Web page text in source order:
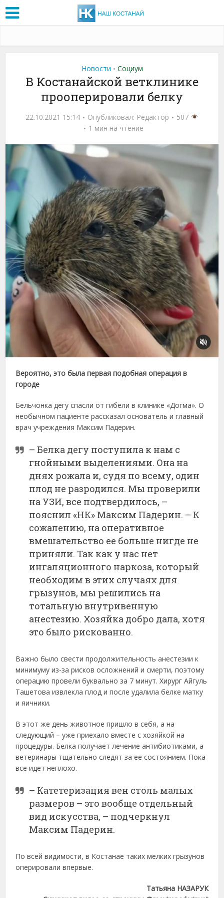
Новости • Социум
В Костанайской ветклинике
прооперировали белку
22.10.2021 15:14 Опубликовал: Редактор
507
1 мин на чтение
Вероятно, это была первая подобная операция в
городе
Бельчонка дегу спасли от гибели в клинике «Догма». О
необычном пациенте рассказал основатель и главный
врач учреждения Максим Падерин.
– Белка дегу поступила к нам с
гнойными выделениями. Она на
днях рожала и, судя по всему, один
плод не разродился. Мы проверили
на УЗИ, все подтвердилось, –
пояснил «НК» Максим Падерин. – К
сожалению, на оперативное
вмешательство ее больше нигде не
приняли. Так как у нас нет
ингаляционного наркоза, который
необходим в этих случаях для
грызунов, мы решились на
тотальную внутривенную
анестезию. Хозяйка добро дала, хотя
это было рискованно.
Важно было свести продолжительность анестезии к
минимуму из-за рисков осложнений и смерти, поэтому
операцию провели буквально за 7 минут. Хирург Айгуль
Ташетова извлекла плод и после удалила белке матку
и яичники.
В этот же день животное пришло в себя, а на
следующий – уже приехало вместе с хозяйкой на
процедуры. Белка получает лечение антибиотиками, а
ветеринары тщательно следят за ее состоянием. Пока
все идет неплохо.
– Катетеризация вен столь малых
размеров – это вообще отдельный
вид искусства, – подчеркнул
Максим Падерин.
По всей видимости, в Костанае таких мелких грызунов
оперировали впервые.
Татьяна НАЗАРУК